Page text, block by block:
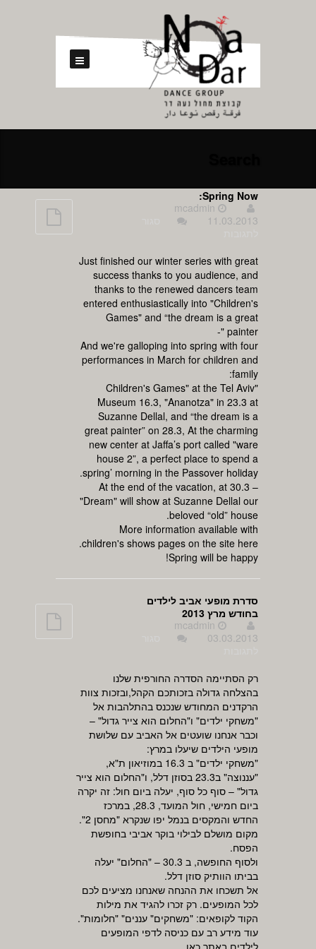
Spring Now:
mcadmin
11.03.2013
Now:
Just finished our winter series with great
success thanks to you audience, and
thanks to the renewed dancers team
entered enthusiastically into "Children's
Games" and “the dream is a great
painter "-
And we're galloping into spring with four
performances in March for children and
family:
"Children's Games" at the Tel Aviv
Museum 16.3, "Ananotza" in 23.3 at
Suzanne Dellal, and “the dream is a
great painter” on 28.3, At the charming
new center at Jaffa’s port called "ware
house 2”, a perfect place to spend a
spring’ morning in the Passover holiday.
At the end of the vacation, at 30.3 –
"Dream" will show at Suzanne Dellal our
beloved “old” house.
More information available with
children's shows pages on the site here.
Spring will be happy!
סדרת מופעי אביב לילדים
בחודש מרץ 2013
mcadmin
03.03.2013
מופעי
אביב
לילדים
בחודש
מרץ
2013
רק הסתיימה הסדרה החורפית שלנו
בהצלחה גדולה בזכותכם הקהל,ובזכות צוות
הרקדנים המחודש שנכנס בהתלהבות אל
"משחקי ילדים" ו"החלום הוא צייר גדול" –
וכבר אנחנו שועטים אל האביב עם שלושת
מופעי הילדים שיעלו במרץ:
"משחקי ילדים" ב 16.3 במוזיאון ת"א,
"עננוצה" ב23.3 בסוזן דלל, ו"החלום הוא צייר
גדול" – סוף כל סוף, יעלה ביום חול: זה יקרה
ביום חמישי, חול המועד, 28.3, במרכז
החדש והמקסים בנמל יפו שנקרא "מחסן 2".
מקום מושלם לבילוי בוקר אביבי בחופשת
הפסח.
ולסוף החופשה, ב 30.3 – "החלום" יעלה
בביתו הוותיק סוזן דלל.
אל תשכחו את ההנחה שאנחנו מציעים לכם
לכל המופעים. רק זכרו להגיד את מילות
הקוד לקופאים: "משחקים" עננים" "חלומות".
עוד מידע רב עם כניסה לדפי המופעים
לילדים באתר כאן.